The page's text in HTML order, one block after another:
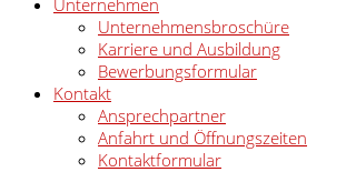
Unternehmen
Unternehmensbroschüre
Karriere und Ausbildung
Bewerbungsformular
Kontakt
Ansprechpartner
Anfahrt und Öffnungszeiten
Kontaktformular